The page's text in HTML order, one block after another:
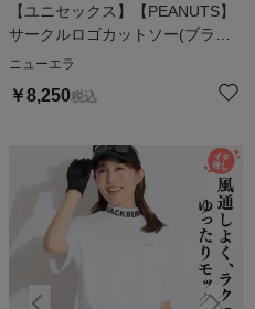
【ユニセックス】【PEANUTS】
サークルロゴカットソー(ブラッ
ク)
ニューエラ
￥8,250税込